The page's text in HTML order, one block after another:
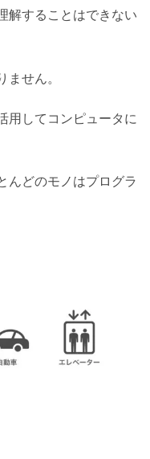
解することはできない
ません。
用してコンピュータに
んどのモノはプログラ